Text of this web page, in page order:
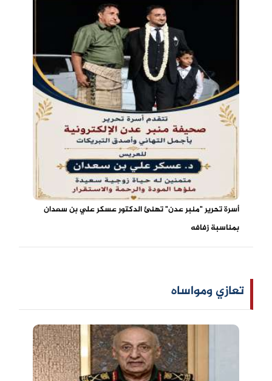
أسرة تحرير "منبر عدن" تهنئ الدكتور عسكر علي بن سعدان
بمناسبة زفافه
تعازي ومواساه